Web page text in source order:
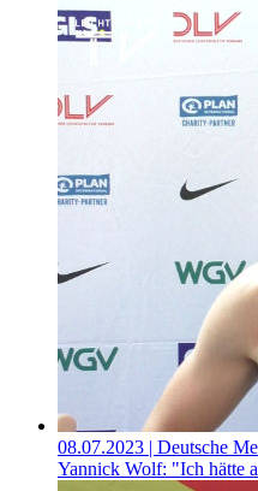
08.07.2023 | Deutsche
Yannick Wolf: "Ich hätte